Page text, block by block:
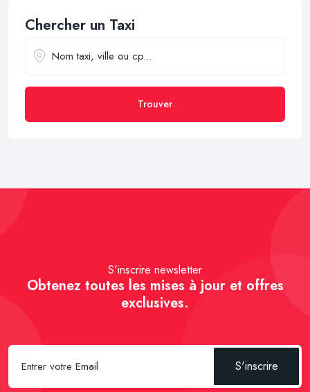
Chercher un Taxi
Trouver
S'inscrire newsletter
Obtenez toutes les mises à jour et offres
exclusives.
S'inscrire